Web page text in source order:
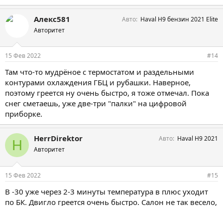
Алекс581
Авторитет
Авто Haval H9 бензин 2021 Elite
15 Фев 2022 #14
Там что-то мудрёное с термостатом и раздельными
контурами охлаждения ГБЦ и рубашки. Наверное,
поэтому греется ну очень быстро, я тоже отмечал. Пока
снег сметаешь, уже две-три "палки" на цифровой
приборке.
H HerrDirektor
Авторитет
Авто Haval H9 2021
15 Фев 2022 #15
В -30 уже через 2-3 минуты температура в плюс уходит
по БК. Двигло греется очень быстро. Салон не так весело,